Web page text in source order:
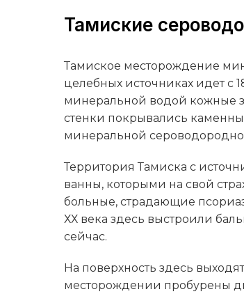
Тамиские
Тамиское месторождение
целебных источниках идет с
минеральной водой кожные
стенки покрывались
минеральной
Территория Тамиска с
ванны, которыми на свой
больные, страдающие
ХХ века здесь выстроили
сейчас.
На поверхность здесь
месторождении пробурены